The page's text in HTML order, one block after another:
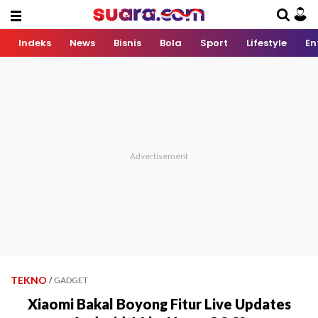
Indeks News Bisnis Bola Sport Lifestyle
TEKNO / GADGET
Xiaomi Bakal Boyong Fitur Live Updates